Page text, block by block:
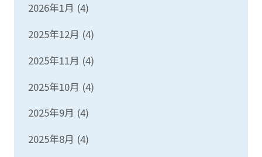
2026年1月 (4)
2025年12月 (4)
2025年11月 (4)
2025年10月 (4)
2025年9月 (4)
2025年8月 (4)